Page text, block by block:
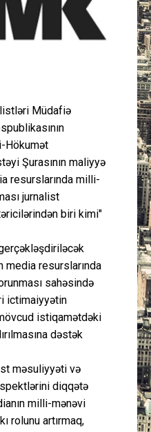
İdman
Cəmiyyət
Peşə etikası
Əlaqə
Müdafiə
Hökumət
Şurasının maliyyə
resurslarında milli-
jurnalist
biri kimi"
media resurslarında
sahəsində
ictimaiyyətin
istiqamətdəki
dəstək
məsuliyyəti və
diqqətə
milli-mənəvi
rolunu artırmaq,